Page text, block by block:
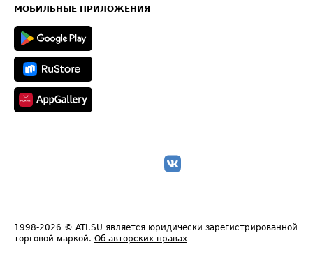
Техническая информация
МОБИЛЬНЫЕ ПРИЛОЖЕНИЯ
1998-2026 © ATI.SU является юридически зарегистрированной
торговой маркой. Об авторских правах